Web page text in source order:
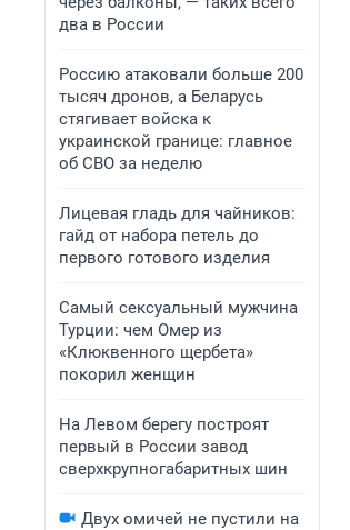
два в России
Россию атаковали больше 200
тысяч дронов, а Беларусь
стягивает войска к
украинской границе: главное
об СВО за неделю
Лицевая гладь для чайников:
гайд от набора петель до
первого готового изделия
Самый сексуальный мужчина
Турции: чем Омер из
«Клюквенного щербета»
покорил женщин
На Левом берегу построят
первый в России завод
сверхкрупногабаритных шин
Двух омичей не пустили на